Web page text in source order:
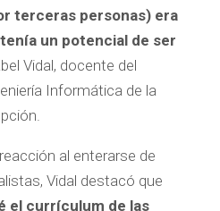
terceras personas) era
un potencial de ser
Vidal, docente del
Informática de la
al enterarse de
Vidal destacó que
el currículum de las